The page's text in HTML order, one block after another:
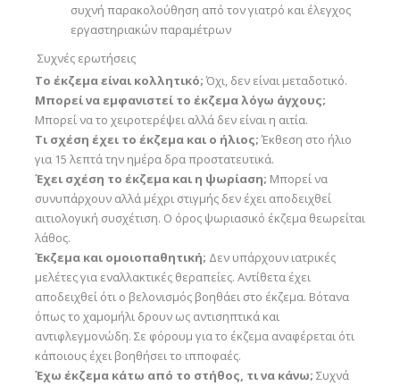
συχνή παρακολούθηση από τον γιατρό και έλεγχος
εργαστηριακών παραμέτρων
Συχνές ερωτήσεις
Το έκζεμα είναι κολλητικό;Όχι, δεν είναι μεταδοτικό.
Μπορεί να εμφανιστεί το έκζεμα λόγω άγχους;
Μπορεί να το χειροτερέψει αλλά δεν είναι η αιτία.
Τι σχέση έχει το έκζεμα και ο ήλιος;Έκθεση στο ήλιο
για 15 λεπτά την ημέρα δρα προστατευτικά.
Έχει σχέση το έκζεμα και η ψωρίαση; Μπορεί να
συνυπάρχουν αλλά μέχρι στιγμής δεν έχει αποδειχθεί
αιτιολογική συσχέτιση. Ο όρος ψωριασικό έκζεμα θεωρείται
λάθος.
Έκζεμα και ομοιοπαθητική; Δεν υπάρχουν ιατρικές
μελέτες για εναλλακτικές θεραπείες. Αντίθετα έχει
αποδειχθεί ότι ο βελονισμός βοηθάει στο έκζεμα. Βότανα
όπως το χαμομήλι δρουν ως αντισηπτικά και
αντιφλεγμονώδη. Σε φόρουμ για το έκζεμα αναφέρεται ότι
κάποιους έχει βοηθήσει το ιπποφαές.
Έχω έκζεμα κάτω από το στήθος, τι να κάνω; Συχνά